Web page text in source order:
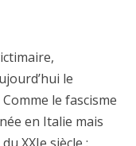
le
le fascisme
en Italie mais